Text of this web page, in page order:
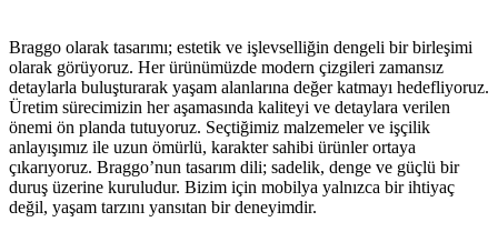
Braggo olarak tasarımı; estetik ve işlevselliğin dengeli bir birleşimi
olarak görüyoruz. Her ürünümüzde modern çizgileri zamansız
detaylarla buluşturarak yaşam alanlarına değer katmayı hedefliyoruz.
Üretim sürecimizin her aşamasında kaliteyi ve detaylara verilen
önemi ön planda tutuyoruz. Seçtiğimiz malzemeler ve işçilik
anlayışımız ile uzun ömürlü, karakter sahibi ürünler ortaya
çıkarıyoruz. Braggo’nun tasarım dili; sadelik, denge ve güçlü bir
duruş üzerine kuruludur. Bizim için mobilya yalnızca bir ihtiyaç
değil, yaşam tarzını yansıtan bir deneyimdir.